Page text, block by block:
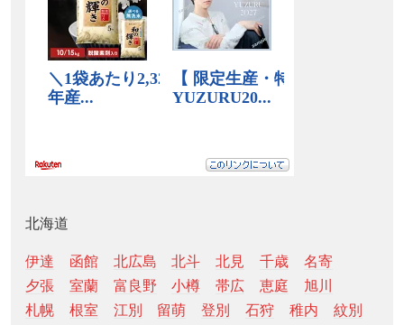
北海道
伊達 函館 北広島 北斗 北見 千歳
名寄
夕張
室蘭 富良野 小樽 帯広 恵庭
旭川
札幌
根室 江別 留萌 登別 石狩 稚内
紋別